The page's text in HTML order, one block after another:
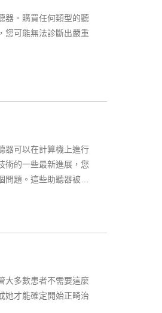
器。購買任何類型的聽
您可能無法診斷出嚴重
器可以在計算機上進行
術的一些最新進展，您
題。這些助聽器被稱
大多數患者不需要這麼
她才能確定開始正畸治